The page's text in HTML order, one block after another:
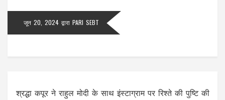
जून 20, 2024 द्वारा PARI SEBT
श्रद्धा कपूर ने राहुल मोदी के साथ इंस्टाग्राम पर रिश्ते की पुष्टि की